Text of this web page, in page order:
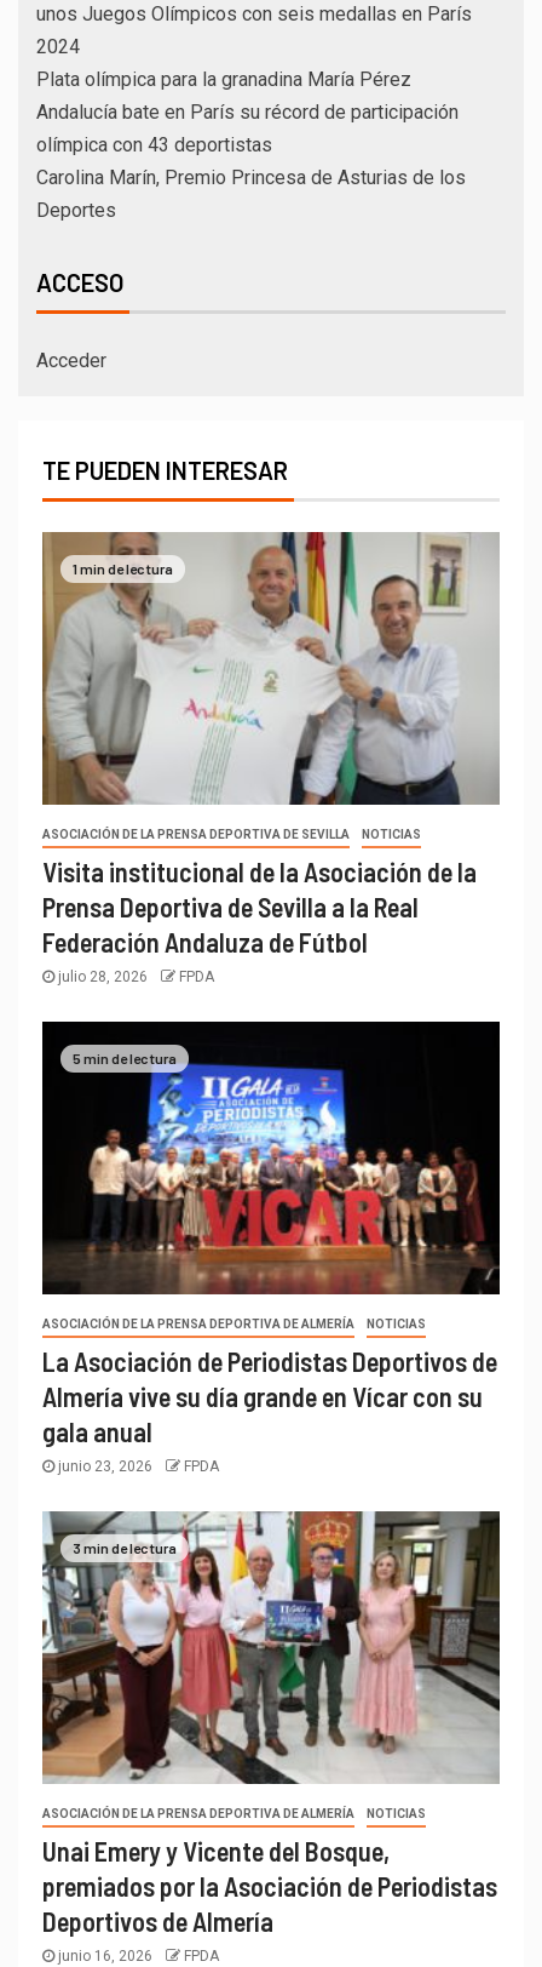
unos Juegos Olímpicos con seis medallas en París
2024
Plata olímpica para la granadina María Pérez
Andalucía bate en París su récord de participación
olímpica con 43 deportistas
Carolina Marín, Premio Princesa de Asturias de los
Deportes
ACCESO
Acceder
TE PUEDEN INTERESAR
1 min de lectura
ASOCIACIÓN DE LA PRENSA DEPORTIVA DE SEVILLA NOTICIAS
Visita institucional de la Asociación de la
Prensa Deportiva de Sevilla a la Real
Federación Andaluza de Fútbol
julio 28, 2026 FPDA
5 min de lectura
ASOCIACIÓN DE LA PRENSA DEPORTIVA DE ALMERÍA NOTICIAS
La Asociación de Periodistas Deportivos de
Almería vive su día grande en Vícar con su
gala anual
junio 23, 2026 FPDA
3 min de lectura
ASOCIACIÓN DE LA PRENSA DEPORTIVA DE ALMERÍA NOTICIAS
Unai Emery y Vicente del Bosque,
premiados por la Asociación de Periodistas
Deportivos de Almería
junio 16, 2026 FPDA